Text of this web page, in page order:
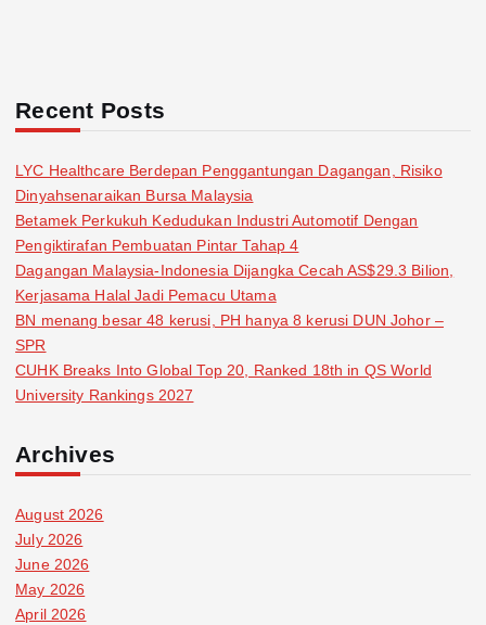
Recent Posts
LYC Healthcare Berdepan Penggantungan Dagangan, Risiko
Dinyahsenaraikan Bursa Malaysia
Betamek Perkukuh Kedudukan Industri Automotif Dengan
Pengiktirafan Pembuatan Pintar Tahap 4
Dagangan Malaysia-Indonesia Dijangka Cecah AS$29.3 Bilion,
Kerjasama Halal Jadi Pemacu Utama
BN menang besar 48 kerusi, PH hanya 8 kerusi DUN Johor –
SPR
CUHK Breaks Into Global Top 20, Ranked 18th in QS World
University Rankings 2027
Archives
August 2026
July 2026
June 2026
May 2026
April 2026